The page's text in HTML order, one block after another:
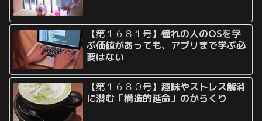
【第１６８１号】憧れの人のOSを学
ぶ価値があっても、アプリまで学ぶ必
要はない
【第１６８０号】趣味やストレス解消
に潜む「構造的延命」のからくり